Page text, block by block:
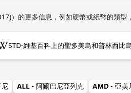
）的更多信息，例如硬幣或紙幣的類
STD-維基百科上的聖多美島和普林西比
ALL - 阿爾巴尼亞列克 AMD - 亞美